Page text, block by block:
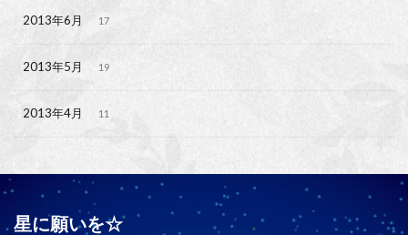
2013年6月 17
2013年5月 19
2013年4月 11
星に願いを☆